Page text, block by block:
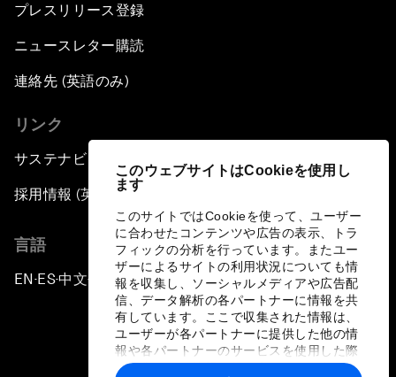
このウェブサイトはCookieを使用し
ます
このサイトではCookieを使って、ユーザー
に合わせたコンテンツや広告の表示、トラ
フィックの分析を行っています。またユー
ザーによるサイトの利用状況についても情
報を収集し、ソーシャルメディアや広告配
信、データ解析の各パートナーに情報を共
有しています。ここで収集された情報は、
ユーザーが各パートナーに提供した他の情
報や各パートナーのサービスを使用した際
に収集された情報と組み合わされ、各パー
プレスリリース登録
ニュースレター購読
連絡先 (英語のみ)
リンク
サステナビリティへの取り組み
採用情報 (英語のみ)
言語
EN ▪ES▪中文▪ 日本語